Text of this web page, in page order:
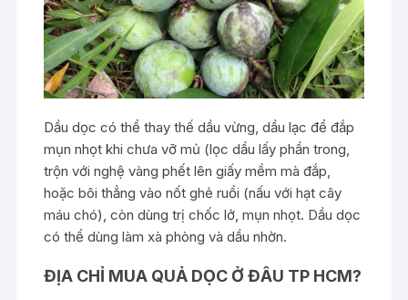
Dầu dọc có thể thay thế dầu vừng, dầu lạc để đắp
mụn nhọt khi chưa vỡ mủ (lọc dầu lấy phần trong,
trộn với nghệ vàng phết lên giấy mềm mà đắp,
hoặc bôi thẳng vào nốt ghẻ ruồi (nấu với hạt cây
máu chó), còn dùng trị chốc lở, mụn nhọt. Dầu dọc
có thể dùng làm xà phòng và dầu nhờn.
ĐỊA CHỈ MUA QUẢ DỌC Ở ĐÂU TP HCM?